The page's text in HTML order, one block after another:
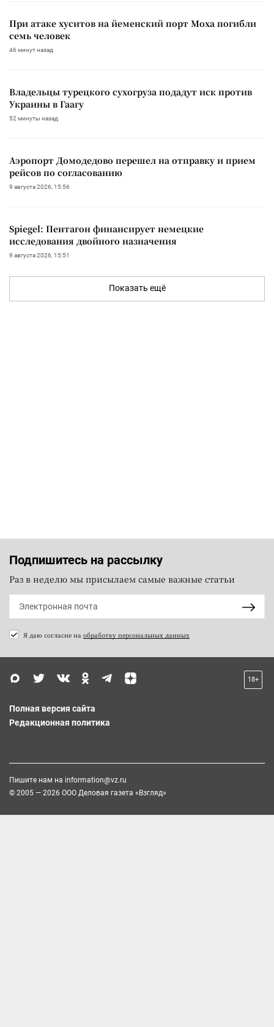
При атаке хуситов на йеменский порт Моха погибли
семь человек
46 минут назад
Владельцы турецкого сухогруза подадут иск против
Украины в Гаагу
52 минуты назад
Аэропорт Домодедово перешел на отправку и прием
рейсов по согласованию
9 августа 2026, 15:56
Spiegel: Пентагон финансирует немецкие
исследования двойного назначения
9 августа 2026, 15:51
Показать ещё
Подпишитесь на рассылку
Раз в неделю мы присылаем самые важные статьи
Я даю согласие на обработку персональных данных
18+
Полная версия сайта
Редакционная политика
Пишите нам на information@vz.ru
© 2005 — 2026 ООО Деловая газета «Взгляд»